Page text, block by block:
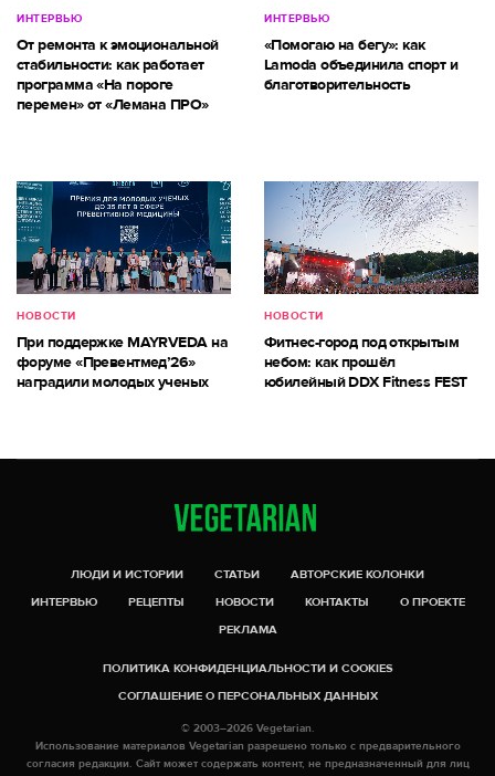
ИНТЕРВЬЮ
От ремонта к эмоциональной
стабильности: как работает
программа «На пороге
перемен» от «Лемана ПРО»
ИНТЕРВЬЮ
«Помогаю на бегу»: как
Lamoda объединила спорт и
благотворительность
НОВОСТИ
При поддержке MAYRVEDA на
форуме «Превентмед’26»
наградили молодых ученых
НОВОСТИ
Фитнес-город под открытым
небом: как прошёл
юбилейный DDX Fitness FEST
ЛЮДИ И ИСТОРИИ СТАТЬИ
АВТОРСКИЕ КОЛОНКИ
ИНТЕРВЬЮ
РЕЦЕПТЫ НОВОСТИ КОНТАКТЫ
О ПРОЕКТЕ
РЕКЛАМА
ПОЛИТИКА КОНФИДЕНЦИАЛЬНОСТИ И COOKIES
СОГЛАШЕНИЕ О ПЕРСОНАЛЬНЫХ ДАННЫХ
© 2003–2026 Vegetarian.
Использование материалов Vegetarian разрешено только с предварительного
согласия редакции. Сайт может содержать контент, не предназначенный для лиц